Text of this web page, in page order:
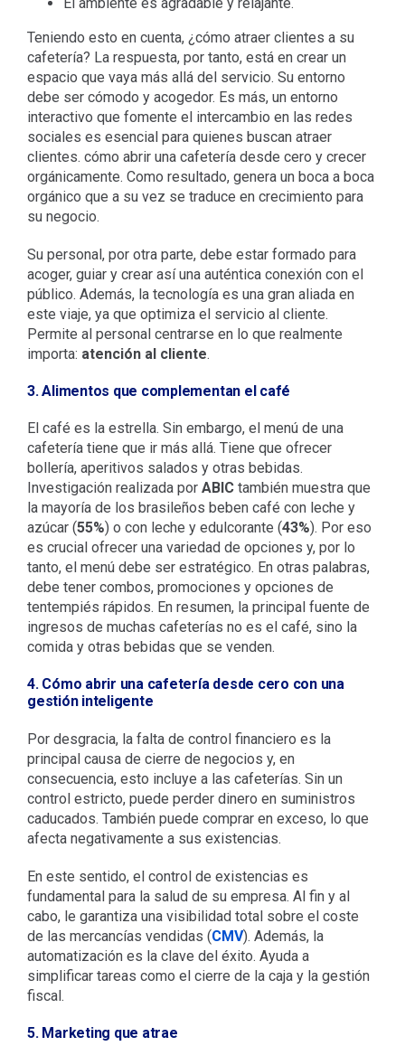
Teniendo esto en cuenta, ¿cómo atraer clientes a su
cafetería? La respuesta, por tanto, está en crear un
espacio que vaya más allá del servicio. Su entorno
debe ser cómodo y acogedor. Es más, un entorno
interactivo que fomente el intercambio en las redes
sociales es esencial para quienes buscan atraer
clientes. cómo abrir una cafetería desde cero y crecer
orgánicamente. Como resultado, genera un boca a boca
orgánico que a su vez se traduce en crecimiento para
su negocio.
Su personal, por otra parte, debe estar formado para
acoger, guiar y crear así una auténtica conexión con el
público. Además, la tecnología es una gran aliada en
este viaje, ya que optimiza el servicio al cliente.
Permite al personal centrarse en lo que realmente
importa: atención al cliente.
3. Alimentos que complementan el café
El café es la estrella. Sin embargo, el menú de una
cafetería tiene que ir más allá. Tiene que ofrecer
bollería, aperitivos salados y otras bebidas.
Investigación realizada por ABIC también muestra que
la mayoría de los brasileños beben café con leche y
azúcar (55%) o con leche y edulcorante (43%). Por eso
es crucial ofrecer una variedad de opciones y, por lo
tanto, el menú debe ser estratégico. En otras palabras,
debe tener combos, promociones y opciones de
tentempiés rápidos. En resumen, la principal fuente de
ingresos de muchas cafeterías no es el café, sino la
comida y otras bebidas que se venden.
4. Cómo abrir una cafetería desde cero con una
gestión inteligente
Por desgracia, la falta de control financiero es la
principal causa de cierre de negocios y, en
consecuencia, esto incluye a las cafeterías. Sin un
control estricto, puede perder dinero en suministros
caducados. También puede comprar en exceso, lo que
afecta negativamente a sus existencias.
En este sentido, el control de existencias es
fundamental para la salud de su empresa. Al fin y al
cabo, le garantiza una visibilidad total sobre el coste
de las mercancías vendidas (CMV). Además, la
automatización es la clave del éxito. Ayuda a
simplificar tareas como el cierre de la caja y la gestión
fiscal.
5. Marketing que atrae